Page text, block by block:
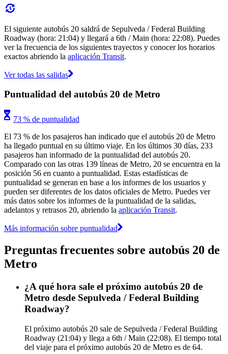
El siguiente autobús 20 saldrá de Sepulveda / Federal Building
Roadway (hora: 21:04) y llegará a 6th / Main (hora: 22:08). Puedes
ver la frecuencia de los siguientes trayectos y conocer los horarios
exactos abriendo la aplicación Transit.
Ver todas las salidas
Puntualidad del autobús 20 de Metro
73 % de puntualidad
El 73 % de los pasajeros han indicado que el autobús 20 de Metro
ha llegado puntual en su último viaje. En los últimos 30 días, 233
pasajeros han informado de la puntualidad del autobús 20.
Comparado con las otras 139 líneas de Metro, 20 se encuentra en la
posición 56 en cuanto a puntualidad. Estas estadísticas de
puntualidad se generan en base a los informes de los usuarios y
pueden ser diferentes de los datos oficiales de Metro. Puedes ver
más datos sobre los informes de la puntualidad de la salidas,
adelantos y retrasos 20, abriendo la aplicación Transit.
Más información sobre puntualidad
Preguntas frecuentes sobre autobús 20 de
Metro
¿A qué hora sale el próximo autobús 20 de
Metro desde Sepulveda / Federal Building
Roadway?
El próximo autobús 20 sale de Sepulveda / Federal Building
Roadway (21:04) y llega a 6th / Main (22:08). El tiempo total
del viaje para el próximo autobús 20 de Metro es de 64.